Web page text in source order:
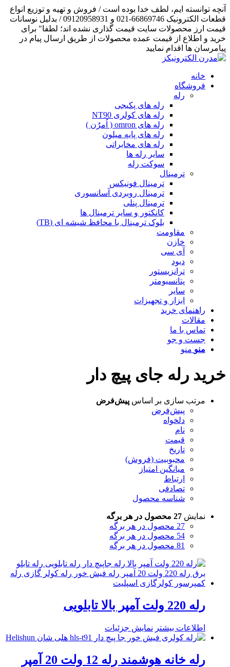
آنچه توانسته ایم، لطف خدا بوده است / فروش و تهیه و توزیع انواع
قطعات الکترونیک 66869746-021 و 09120958931 / بدلیل نوسانات
قیمت ارز محصولات سایت قیمت گذاری نشده اند؛ لطفا" برای
خرید و اطلاع از قیمت عمده محصولات از طریق ارسال پیام در
پیامرسان ها اقدام نمایید
خانه
فروشگاه
رله
رله های پکیجی
رله های کولری NT90
رله های omron ( اُمرُن )
رله های پایه میلون
رله های مخابراتی
سایر رله ها
سوکت رله
ترمینال
ترمینال فونیکس
ترمینال روبردی آسانسوری
ترمینال پنلی
کانکتور و سایر ترمینال ها
بلوک ترمینال با محافظ شیشه ای (TB)
مقاومت
خازن
آی سی
دیود
ترانزیستور
پتانسیومتر
سایر
ابزار و تجهیزات
راهنمای خرید
مقالات
تماس با ما
جست و جو
منو منو
خرید رله جای پیچ دار
مرتب سازی بر اساس پیش‌فرض
پیش‌فرض
دلخواه
نام
قیمت
تاریخ
محبوبیت (فروش)
میانگین امتیاز
ارتباط
تصادفی
شناسه محصول
نمایش 27 محصول در هر برگه
27 محصول در هر برگه
54 محصول در هر برگه
81 محصول در هر برگه
رله 220 ولت آمپر بالا تابلویی
اطلاعات بیشتر نمایش جزئیات
رله خانه هوشمند رله 12 ولت 20 آمپر